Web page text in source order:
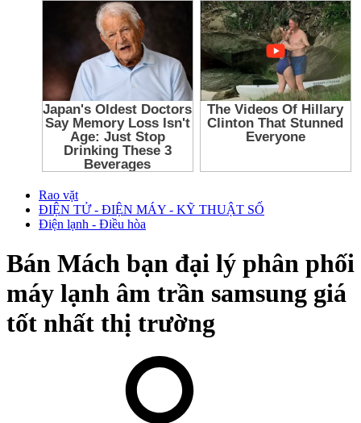
Rao vặt
ĐIỆN TỬ - ĐIỆN MÁY - KỸ THUẬT SỐ
Điện lạnh - Điều hòa
Bán Mách bạn đại lý phân phối
máy lạnh âm trần samsung giá
tốt nhất thị trường